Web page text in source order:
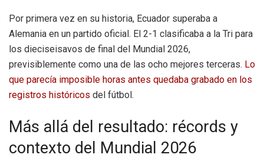
Por primera vez en su historia, Ecuador superaba a
Alemania en un partido oficial. El 2-1 clasificaba a la Tri para
los dieciseisavos de final del Mundial 2026,
previsiblemente como una de las ocho mejores terceras. Lo
que parecía imposible horas antes quedaba grabado en los
registros históricos del fútbol.
Más allá del resultado: récords y
contexto del Mundial 2026